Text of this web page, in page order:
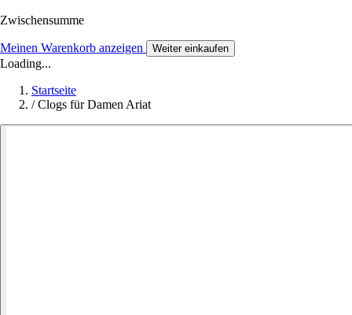
Zwischensumme
Meinen Warenkorb anzeigen Weiter einkaufen
Loading...
Startseite
/ Clogs für Damen Ariat